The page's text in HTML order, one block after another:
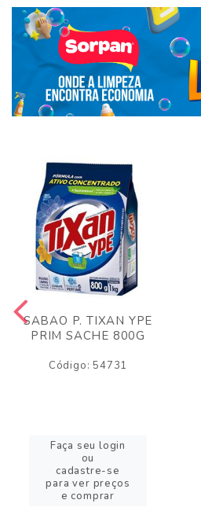
SABAO P. TIXAN YPE
PRIM SACHE 800G
Código: 54731
Faça seu login
ou
cadastre-se
para ver preços
e comprar